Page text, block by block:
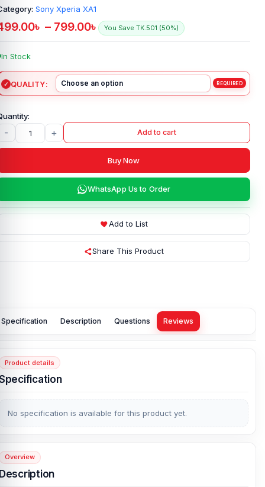
Sony Xperia XA1
৳ – 799.00৳ You Save TK.501 (50%)
In Stock
QUALITY
- + Add to cart
Buy Now
WhatsApp Us to Order
Add to List
Share This Product
Specification Description Questions Reviews
Product details
No specification is available for this product yet.
Overview